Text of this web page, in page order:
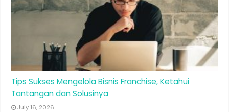
Tips Sukses Mengelola Bisnis Franchise, Ketahui
Tantangan dan Solusinya
July 16, 2026